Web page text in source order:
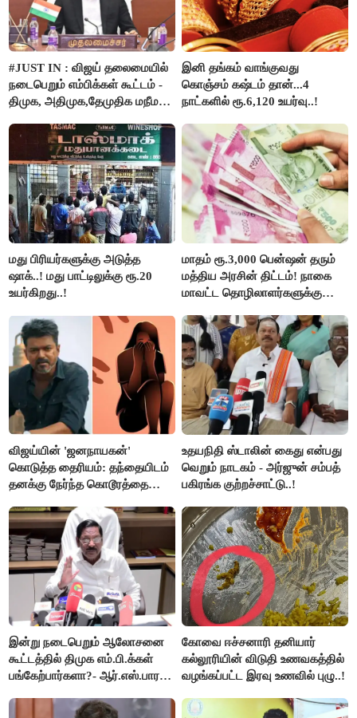
#JUST IN : விஜய் தலைமையில்
நடைபெறும் எம்பிக்கள் கூட்டம் -
திமுக, அதிமுக,தேமுதிக மநீம
இனி தங்கம் வாங்குவது
கொஞ்சம் கஷ்டம் தான்...4
நாட்களில் ரூ.6,120 உயர்வு..!
மது பிரியர்களுக்கு அடுத்த
ஷாக்..! மது பாட்டிலுக்கு ரூ.20
உயர்கிறது..!
மாதம் ரூ.3,000 பென்ஷன் தரும்
மத்திய அரசின் திட்டம்! நாகை
மாவட்ட தொழிலாளர்களுக்கு
செய்தி!
விஜய்யின் 'ஜனநாயகன்'
கொடுத்த தைரியம்: தந்தையிடம்
தனக்கு நேர்ந்த கொடூரத்தை
உதயநிதி ஸ்டாலின் கைது என்பது
வெறும் நாடகம் - அர்ஜுன் சம்பத்
பகிரங்க குற்றச்சாட்டு..!
இன்று நடைபெறும் ஆலோசனை
கூட்டத்தில் திமுக எம்.பி.க்கள்
பங்கேற்பார்களா?- ஆர்.எஸ்.பாரதி
கோவை ஈச்சனாரி தனியார்
கல்லூரியின் விடுதி உணவகத்தில்
வழங்கப்பட்ட இரவு உணவில் புழு..!